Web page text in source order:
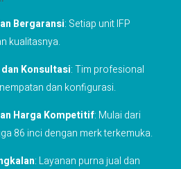
Bergaransi: Setiap unit IFP
kualitasnya.
Konsultasi: Tim profesional
dan konfigurasi.
Harga Kompetitif: Mulai dari
86 inci dengan merk terkemuka.
: Layanan purna jual dan